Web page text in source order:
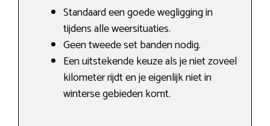
Standaard een goede wegligging in
tijdens alle weersituaties.
Geen tweede set banden nodig.
Een uitstekende keuze als je niet zoveel
kilometer rijdt en je eigenlijk niet in
winterse gebieden komt.